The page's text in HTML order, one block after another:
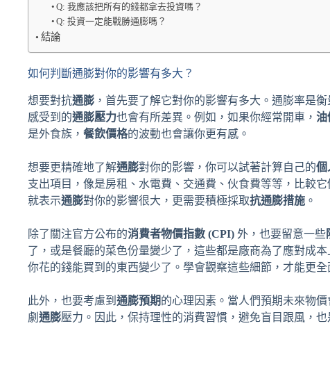
Q: 我應該把所有的錢都拿去投資嗎？
Q: 投資一定能戰勝通膨嗎？
結論
如何判斷通膨對你的影響有多大？
想要對抗通膨 ，首先要了解它對你的影響有多大。通膨率是
感受到的通膨壓力也會有所差異。例如，如果你經常開車， 油
是外食族， 餐飲價格的波動也會讓你更有感。
想要更精確地了解通膨對你的影響，你可以試著計算自己的個
支出項目，像是房租、水電費、交通費、伙食費等等，比較
就表示通膨對你的影響很大，更需要積極採取抗通膨措施 。
除了關注官方公布的消費者物價指數 (CPI) 外，也要留意一些
了，或是餐廳的菜色份量變少了，這些都是廠商為了應對成
你花的錢能買到的東西變少了。學會觀察這些細節，才能更全
此外，也要考慮到 通膨預期的心理因素。當人們預期未來物
劇 通膨壓力。因此，保持理性的消費習慣，避免盲目跟風，也